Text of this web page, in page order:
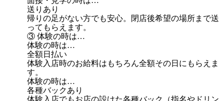
送りあり
帰りの足がない方でも安心。閉店後希望の場所まで送
ってもらえます。
③ 体験の時は…
体験の時は…
全額日払い
体験入店時のお給料はもちろん全額その日にもらえま
す。
体験の時は…
各種バックあり
体験入店でもお店の設けた各種バック（指名やドリン